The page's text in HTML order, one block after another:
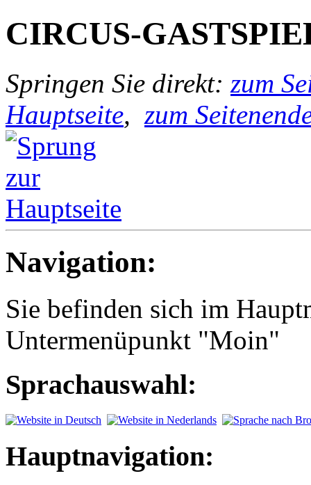
CIRCUS-
Springen Sie direkt: zum
Hauptseite, zum
Navigation:
Sie befinden sich im
Untermenüpunkt "Moin"
Sprachauswahl:
Hauptnavigation: